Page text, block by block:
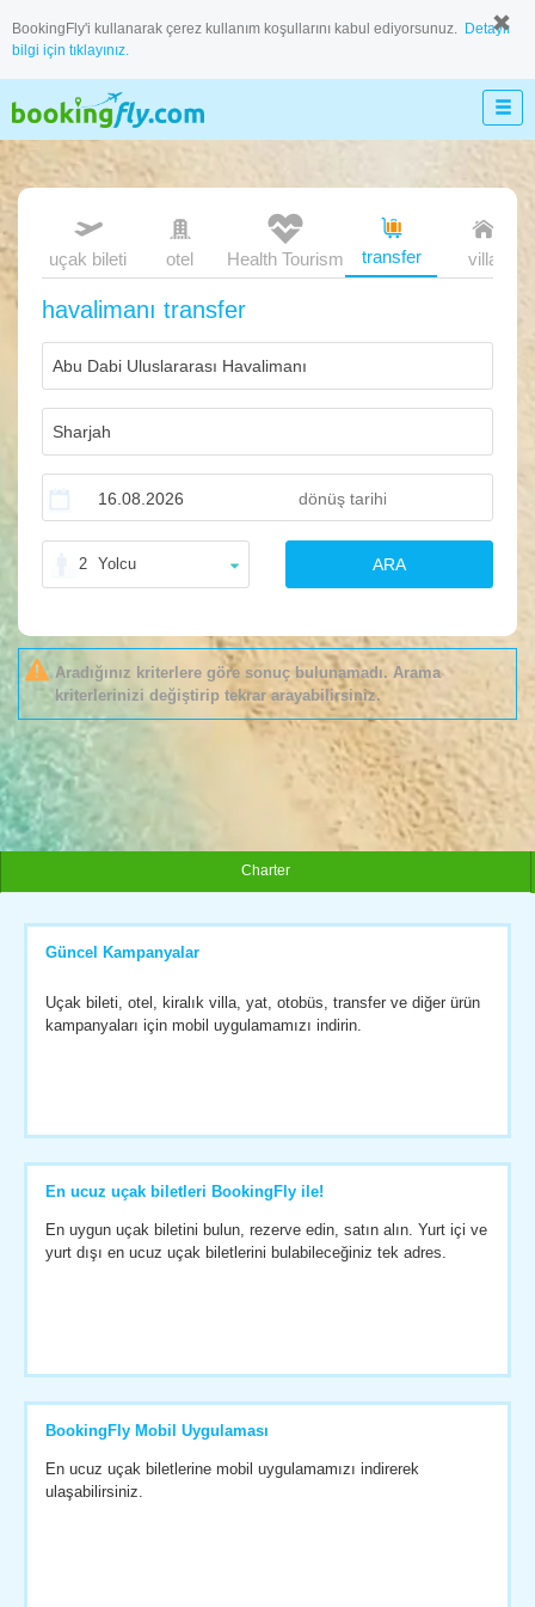
BookingFly'i kullanarak çerez kullanım koşullarını kabul ediyorsunuz. Detaylı
bilgi için tıklayınız.
uçak bileti otel transfer villa
Health Tourism
havalimanı transfer
2 Yolcu ARA
Aradığınız kriterlere göre sonuç bulunamadı. Arama
kriterlerinizi değiştirip tekrar arayabilirsiniz.
Charter
Güncel Kampanyalar
Uçak bileti, otel, kiralık villa, yat, otobüs, transfer ve diğer ürün
kampanyaları için mobil uygulamamızı indirin.
En ucuz uçak biletleri BookingFly ile!
En uygun uçak biletini bulun, rezerve edin, satın alın. Yurt içi ve
yurt dışı en ucuz uçak biletlerini bulabileceğiniz tek adres.
BookingFly Mobil Uygulaması
En ucuz uçak biletlerine mobil uygulamamızı indirerek
ulaşabilirsiniz.